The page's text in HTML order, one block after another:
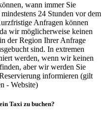
wann immer Sie
24 Stunden vor dem
Anfragen können
wir möglicherweise keinen
der Region Ihrer Anfrage
sind. In extremen
werden, wenn wir keinen
aber wir werden Sie
informieren (gilt
- Website)
Taxi zu buchen?